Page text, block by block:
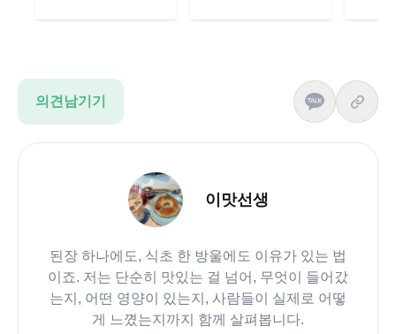
의견남기기
이맛선생
된장 하나에도, 식초 한 방울에도 이유가 있는 법
이죠. 저는 단순히 맛있는 걸 넘어, 무엇이 들어갔
는지, 어떤 영양이 있는지, 사람들이 실제로 어떻
게 느꼈는지까지 함께 살펴봅니다.